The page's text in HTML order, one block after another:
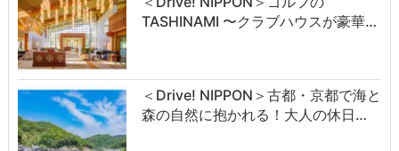
TASHINAMI 〜クラブハウスが豪華…
＜Drive! NIPPON＞古都・京都で海と
森の自然に抱かれる！大人の休日…